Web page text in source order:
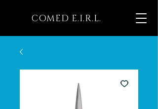
COMED E.I.R.L.